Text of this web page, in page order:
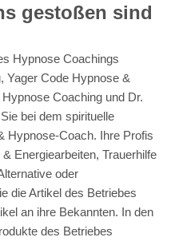
gestoßen sind
Hypnose Coachings
Yager Code Hypnose &
Coaching und Dr.
bei dem spirituelle
Hypnose-Coach. Ihre Profis
Energiearbeiten, Trauerhilfe
oder
die Artikel des Betriebes
an ihre Bekannten. In den
des Betriebes